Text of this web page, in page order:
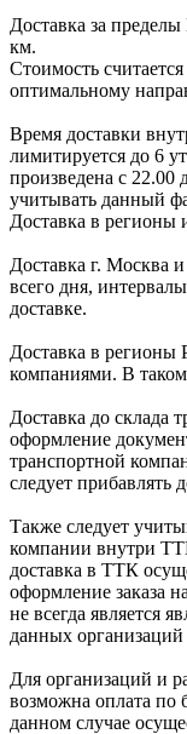
Доставка за
км.
Стоимость
оптимальному
Время доставки
лимитируется до 6
произведена с 22.00
учитывать данный
Доставка в регионы
Доставка г. Москва
всего дня,
доставке.
Доcтавка в регионы
компаниями. В таком
Доставка до склада
оформление
транспортной
следует прибавлять
Также следует
компании внутри
доставка в ТТК
оформление заказа
не всегда является
данных
Для организаций и
возможна оплата по
данном случае